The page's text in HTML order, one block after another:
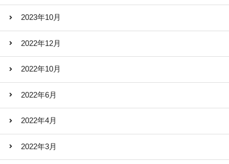
2023年10月
2022年12月
2022年10月
2022年6月
2022年4月
2022年3月